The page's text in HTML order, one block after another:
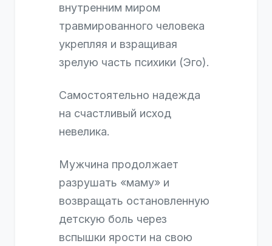
внутренним миром
травмированного человека
укрепляя и взращивая
зрелую часть психики (Эго).
Самостоятельно надежда
на счастливый исход
невелика.
Мужчина продолжает
разрушать «маму» и
возвращать остановленную
детскую боль через
вспышки ярости на свою